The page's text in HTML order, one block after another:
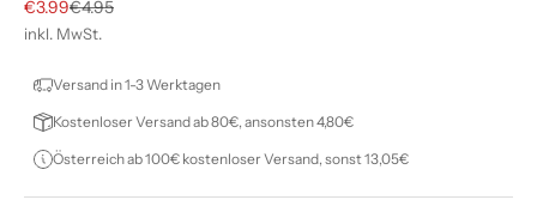
Angebot
€3.99Regulärer Preis
€4.95
inkl. MwSt.
Versand in 1-3 Werktagen
Kostenloser Versand ab 80€, ansonsten 4,80€
Österreich ab 100€ kostenloser Versand, sonst 13,05€